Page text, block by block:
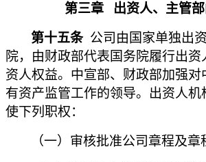
第三章 出资人、主管
第十五条 公司由国家单独出
院，由财政部代表国务院履行出资
资人权益。中宣部、财政部加强对
有资产监管工作的领导。出资人机
使下列职权：
（一） 审核批准公司章程及章